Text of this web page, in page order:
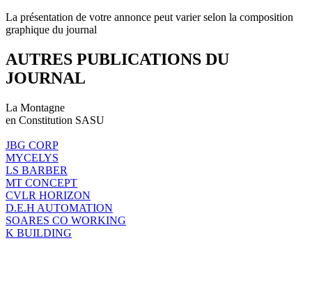
La présentation de votre annonce peut varier selon la composition
graphique du journal
AUTRES PUBLICATIONS DU
JOURNAL
La Montagne
en Constitution SASU
JBG CORP
MYCELYS
LS BARBER
MT CONCEPT
CVLR HORIZON
D.E.H AUTOMATION
SOARES CO WORKING
K BUILDING